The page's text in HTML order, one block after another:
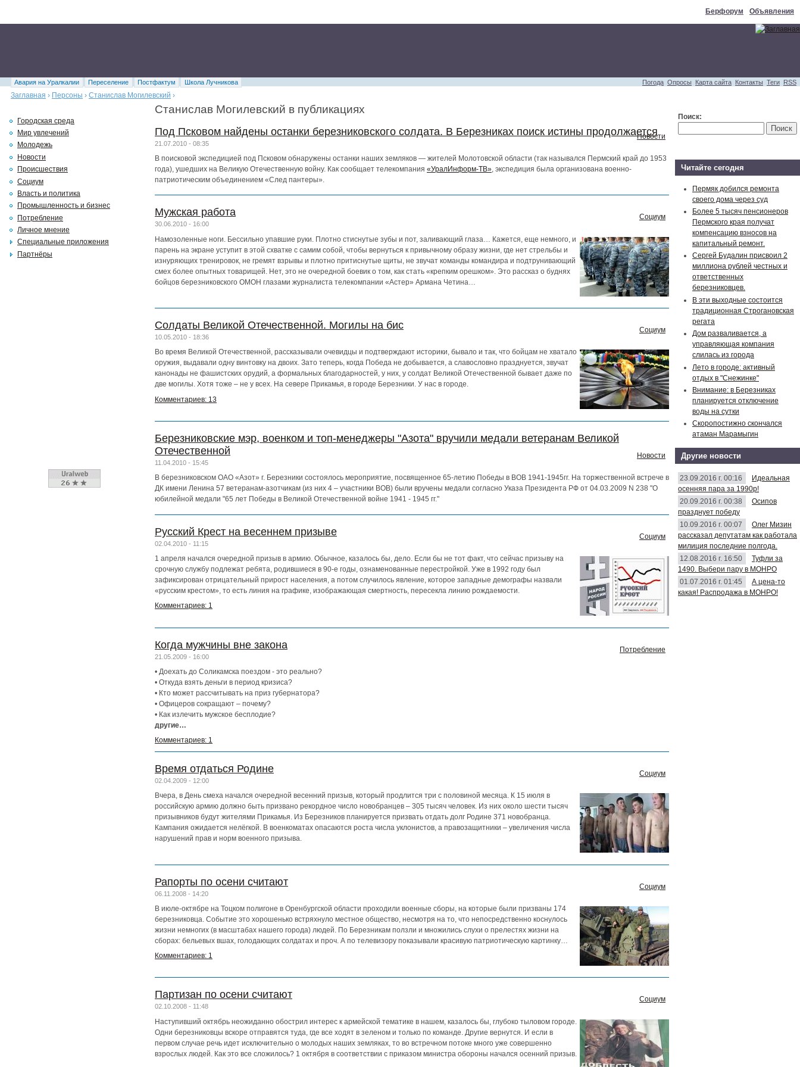
Берфорум Объявления
Погода Опросы Карта сайта Контакты Теги RSS
Авария на Уралкалии Переселение Постфактум
Школа Лучникова
Заглавная › Персоны › Станислав Могилевский ›
Станислав Могилевский в публикациях
Под Псковом найдены останки березниковского солдата. В Березниках поиск истины продолжается
Новости
21.07.2010 - 08:35
В поисковой экспедицией под Псковом обнаружены останки наших земляков — жителей Молотовской области (так назывался Пермский край до 1953
года), ушедших на Великую Отечественную войну. Как сообщает телекомпания «УралИнформ-ТВ» , экспедиция была организована военно-
патриотическим объединением «След пантеры».
Мужская работа Социум
30.06.2010 - 16:00
Намозоленные ноги. Бессильно упавшие руки. Плотно стиснутые зубы и пот, заливающий глаза… Кажется, еще немного, и
парень на экране уступит в этой схватке с самим собой, чтобы вернуться к привычному образу жизни, где нет стрельбы и
изнуряющих тренировок, не гремят взрывы и плотно притиснутые щиты, не звучат команды командира и подтрунивающий
смех более опытных товарищей. Нет, это не очередной боевик о том, как стать «крепким орешком». Это рассказ о буднях
бойцов березниковского ОМОН глазами журналиста телекомпании «Астер» Армана Четина…
Солдаты Великой Отечественной. Могилы на бис Социум
10.05.2010 - 18:36
Во время Великой Отечественной, рассказывали очевидцы и подтверждают историки, бывало и так, что бойцам не хватало
оружия, выдавали одну винтовку на двоих. Зато теперь, когда Победа не добывается, а славословно празднуется, звучат
канонады не фашистских орудий, а формальных благодарностей, у них, у солдат Великой Отечественной бывает даже по
две могилы. Хотя тоже – не у всех. На севере Прикамья, в городе Березники. У нас в городе.
Комментариев: 13
Березниковские мэр, военком и топ-менеджеры "Азота" вручили медали ветеранам Великой
Отечественной
Новости
11.04.2010 - 15:45
В березниковском ОАО «Азот» г. Березники состоялось мероприятие, посвященное 65-летию Победы в ВОВ 1941-1945гг. На торжественной встрече в
ДК имени Ленина 57 ветеранам-азотчикам (из них 4 – участники ВОВ) были вручены медали согласно Указа Президента РФ от 04.03.2009 N 238 "О
юбилейной медали "65 лет Победы в Великой Отечественной войне 1941 - 1945 гг."
Русский Крест на весеннем призыве Социум
02.04.2010 - 11:15
1 апреля начался очередной призыв в армию. Обычное, казалось бы, дело. Если бы не тот факт, что сейчас призыву на
срочную службу подлежат ребята, родившиеся в 90-е годы, ознаменованные перестройкой. Уже в 1992 году был
зафиксирован отрицательный прирост населения, а потом случилось явление, которое западные демографы назвали
«русским крестом», то есть линия на графике, изображающая смертность, пересекла линию рождаемости.
Комментариев: 1
Когда мужчины вне закона Потребление
21.05.2009 - 16:00
• Доехать до Соликамска поездом - это реально?
• Откуда взять деньги в период кризиса?
• Кто может рассчитывать на приз губернатора?
• Офицеров сокращают – почему?
• Как излечить мужское бесплодие?
другие…
Комментариев: 1
Время отдаться Родине Социум
02.04.2009 - 12:00
Вчера, в День смеха начался очередной весенний призыв, который продлится три с половиной месяца. К 15 июля в
российскую армию должно быть призвано рекордное число новобранцев – 305 тысяч человек. Из них около шести тысяч
призывников будут жителями Прикамья. Из Березников планируется призвать отдать долг Родине 371 новобранца.
Кампания ожидается нелёгкой. В военкоматах опасаются роста числа уклонистов, а правозащитники – увеличения числа
нарушений прав и норм военного призыва.
Рапорты по осени считают Социум
06.11.2008 - 14:20
В июле-октябре на Тоцком полигоне в Оренбургской области проходили военные сборы, на которые были призваны 174
березниковца. Событие это хорошенько встряхнуло местное общество, несмотря на то, что непосредственно коснулось
жизни немногих (в масштабах нашего города) людей. По Березникам ползли и множились слухи о прелестях жизни на
сборах: бельевых вшах, голодающих солдатах и проч. А по телевизору показывали красивую патриотическую картинку…
Комментариев: 1
Партизан по осени считают Социум
02.10.2008 - 11:48
Наступивший октябрь неожиданно обострил интерес к армейской тематике в нашем, казалось бы, глубоко тыловом городе.
Одни березниковцы вскоре отправятся туда, где все ходят в зеленом и только по команде. Другие вернутся. И если в
первом случае речь идет исключительно о молодых наших земляках, то во встречном потоке много уже совершенно
взрослых людей. Как это все сложилось? 1 октября в соответствии с приказом министра обороны начался осенний призыв.
Городская среда
Мир увлечений
Молодежь
Новости
Происшествия
Социум
Власть и политика
Промышленность и бизнес
Потребление
Личное мнение
Специальные приложения
Партнёры
Поиск:
Читайте сегодня
Пермяк добился ремонта
своего дома через суд
Более 5 тысяч пенсионеров
Пермского края получат
компенсацию взносов на
капитальный ремонт.
Сергей Будалин присвоил 2
миллиона рублей честных и
ответственных
березниковцев.
В эти выходные состоится
традиционная Строгановская
регата
Дом разваливается, а
управляющая компания
слилась из города
Лето в городе: активный
отдых в "Снежинке"
Внимание: в Березниках
планируется отключение
воды на сутки
Скоропостижно скончался
атаман Марамыгин
Другие новости
23.09.2016 г. 00:16
Идеальная
осенняя пара за 1990р!
20.09.2016 г. 00:38
Осипов
празднует победу
10.09.2016 г. 00:07
Олег Мизин
рассказал депутатам как работала
милиция последние полгода.
12.08.2016 г. 16:50
Туфли за
1490. Выбери пару в МОНРО
01.07.2016 г. 01:45
А цена-то
какая! Распродажа в МОНРО!